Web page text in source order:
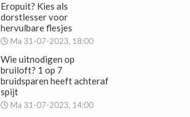
Eropuit? Kies als
dorstlesser voor
hervulbare flesjes
Ma 31-07-2023, 18:00
Wie uitnodigen op
bruiloft? 1 op 7
bruidsparen heeft achteraf
spijt
Ma 31-07-2023, 14:00